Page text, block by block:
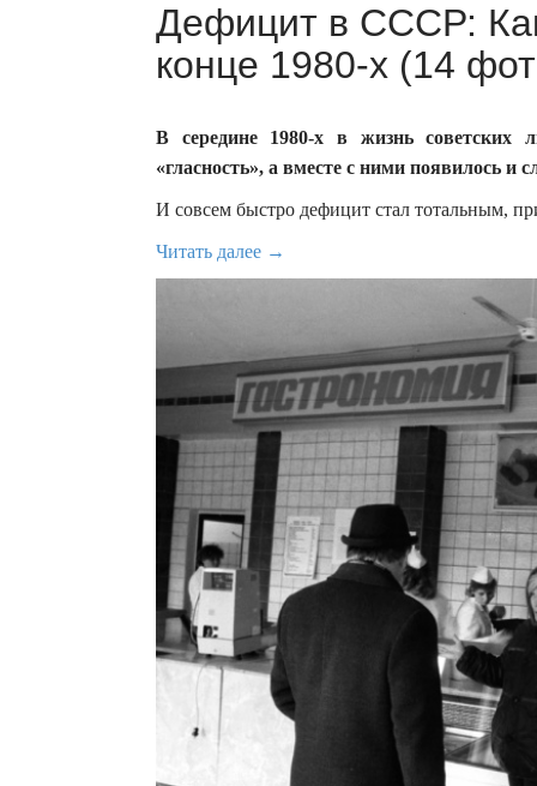
Дефицит в СССР:
конце 1980-х (14
В середине 1980-х в жизнь советских
«гласность», а вместе с ними появилось и
И совсем быстро дефицит стал тотальным,
Читать далее →